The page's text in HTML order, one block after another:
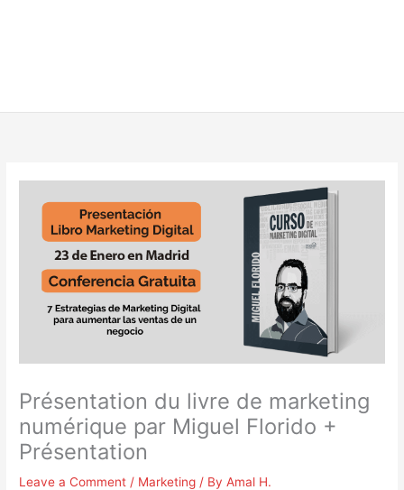
Présentation du livre de marketing
numérique par Miguel Florido +
Présentation
Leave a Comment / Marketing / ByAmal H.